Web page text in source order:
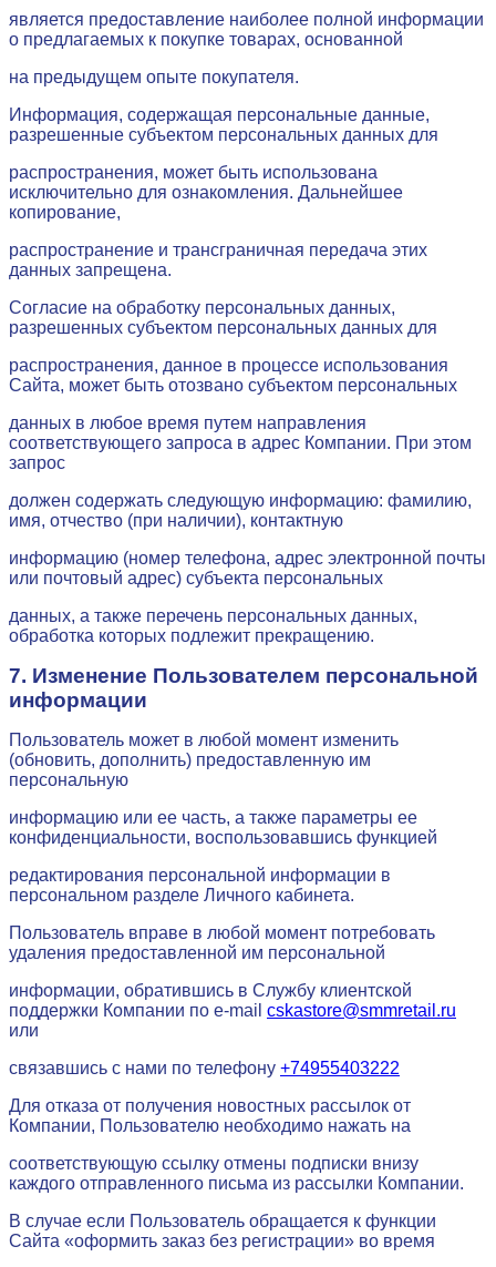
является предоставление наиболее полной информации
о предлагаемых к покупке товарах, основанной
на предыдущем опыте покупателя.
Информация, содержащая персональные данные,
разрешенные субъектом персональных данных для
распространения, может быть использована
исключительно для ознакомления. Дальнейшее
копирование,
распространение и трансграничная передача этих
данных запрещена.
Согласие на обработку персональных данных,
разрешенных субъектом персональных данных для
распространения, данное в процессе использования
Сайта, может быть отозвано субъектом персональных
данных в любое время путем направления
соответствующего запроса в адрес Компании. При этом
запрос
должен содержать следующую информацию: фамилию,
имя, отчество (при наличии), контактную
информацию (номер телефона, адрес электронной почты
или почтовый адрес) субъекта персональных
данных, а также перечень персональных данных,
обработка которых подлежит прекращению.
7. Изменение Пользователем персональной
информации
Пользователь может в любой момент изменить
(обновить, дополнить) предоставленную им
персональную
информацию или ее часть, а также параметры ее
конфиденциальности, воспользовавшись функцией
редактирования персональной информации в
персональном разделе Личного кабинета.
Пользователь вправе в любой момент потребовать
удаления предоставленной им персональной
информации, обратившись в Службу клиентской
поддержки Компании по e-mail cskastore@smmretail.ru
или
связавшись с нами по телефону +74955403222
Для отказа от получения новостных рассылок от
Компании, Пользователю необходимо нажать на
соответствующую ссылку отмены подписки внизу
каждого отправленного письма из рассылки Компании.
В случае если Пользователь обращается к функции
Сайта «оформить заказ без регистрации» во время